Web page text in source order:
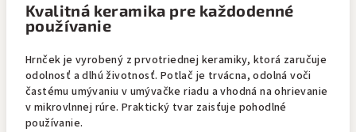
Kvalitná keramika pre každodenné
používanie
Hrnček je vyrobený z prvotriednej keramiky, ktorá zaručuje
odolnosť a dlhú životnosť. Potlač je trvácna, odolná voči
častému umývaniu v umývačke riadu a vhodná na ohrievanie
v mikrovlnnej rúre. Praktický tvar zaisťuje pohodlné
používanie.